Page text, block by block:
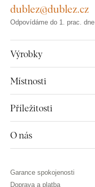
Výrobky
Místnosti
Příležitosti
O nás
dublez@dublez.cz
Odpovídáme do 1. prac. dne
Garance spokojenosti
Doprava a platba